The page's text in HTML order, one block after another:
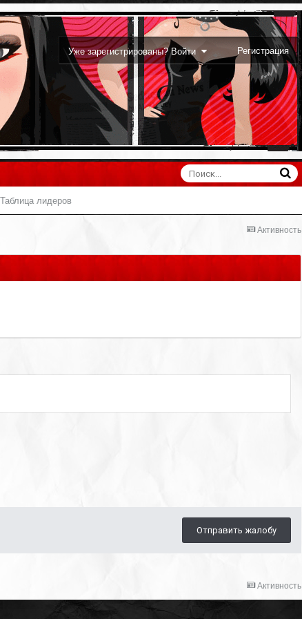
Уже зарегистрированы? Войти Регистрация
Таблица лидеров
Активность
Отправить жалобу
Активность